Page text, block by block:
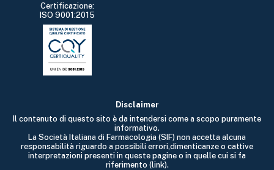
Certificazione:
ISO 9001:2015
Disclaimer
Il contenuto di questo sito è da intendersi come a scopo puramente
informativo.
La Società Italiana di Farmacologia (SIF) non accetta alcuna
responsabilità riguardo a possibili errori,dimenticanze o cattive
interpretazioni presenti in queste pagine o in quelle cui si fa
riferimento (link).